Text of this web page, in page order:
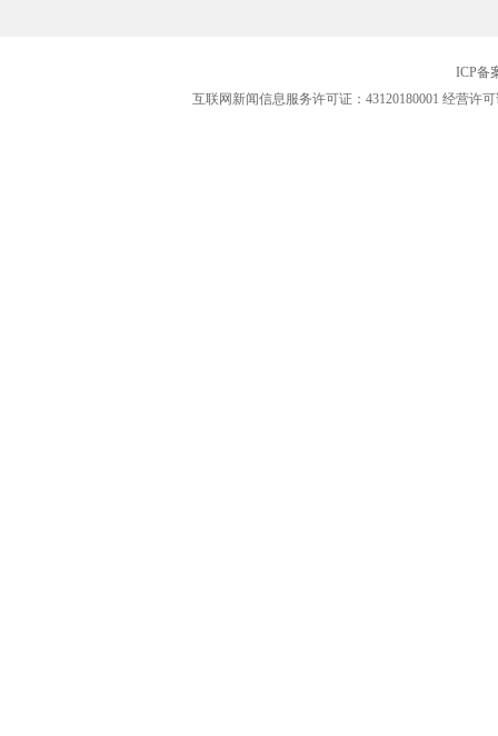
ICP备
互联网新闻信息服务许可证：43120180001 经营许可